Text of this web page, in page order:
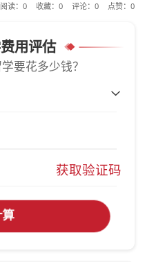
阅读： 0 收藏： 0 评论： 0 点赞： 0
用评估
要花多少钱？
获取验证码
算